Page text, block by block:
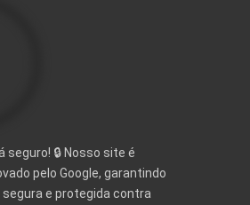
seguro! 🔒 Nosso site é
pelo Google, garantindo
e protegida contra